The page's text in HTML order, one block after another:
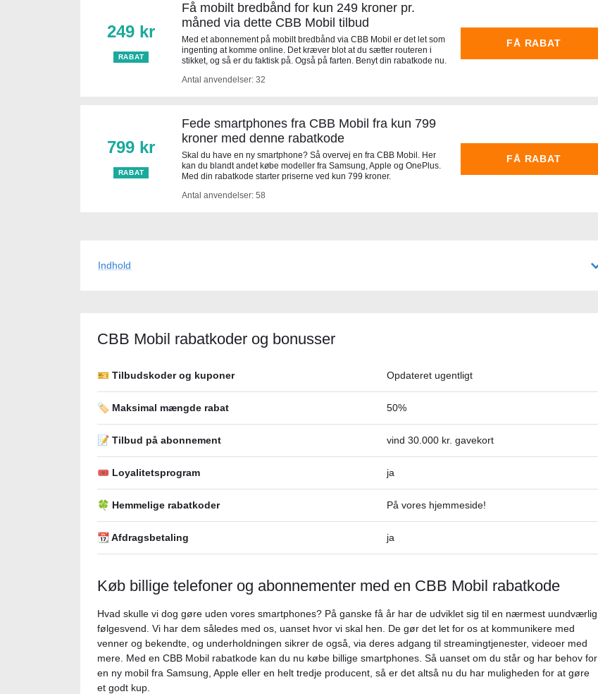
249 kr
RABAT
Få mobilt bredbånd for kun 249 kroner pr.
måned via dette CBB Mobil tilbud
Med et abonnement på mobilt bredbånd via CBB Mobil er det let som
ingenting at komme online. Det kræver blot at du sætter routeren i
stikket, og så er du faktisk på. Også på farten. Benyt din rabatkode nu.
Antal anvendelser: 32
FÅ RABAT
799 kr
RABAT
Fede smartphones fra CBB Mobil fra kun 799
kroner med denne rabatkode
Skal du have en ny smartphone? Så overvej en fra CBB Mobil. Her
kan du blandt andet købe modeller fra Samsung, Apple og OnePlus.
Med din rabatkode starter priserne ved kun 799 kroner.
Antal anvendelser: 58
FÅ RABAT
Indhold
CBB Mobil rabatkoder og bonusser
🎫 Tilbudskoder og kuponer Opdateret ugentligt
🏷️ Maksimal mængde rabat 50%
📝 Tilbud på abonnement vind 30.000 kr. gavekort
🎟 Loyalitetsprogram ja
🍀 Hemmelige rabatkoder På vores hjemmeside!
📆 Afdragsbetaling ja
Køb billige telefoner og abonnementer med en CBB Mobil rabatkode
Hvad skulle vi dog gøre uden vores smartphones? På ganske få år har de udviklet sig til en nærmest uundværlig
følgesvend. Vi har dem således med os, uanset hvor vi skal hen. De gør det let for os at kommunikere med
venner og bekendte, og underholdningen sikrer de også, via deres adgang til streamingtjenester, videoer med
mere. Med en CBB Mobil rabatkode kan du nu købe billige smartphones. Så uanset om du står og har behov for
en ny mobil fra Samsung, Apple eller en helt tredje producent, så er det altså nu du har muligheden for at gøre
et godt kup.